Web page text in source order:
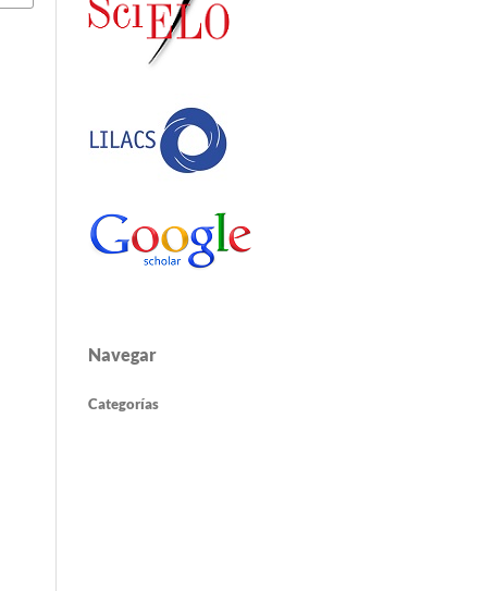
Navegar
Categorías